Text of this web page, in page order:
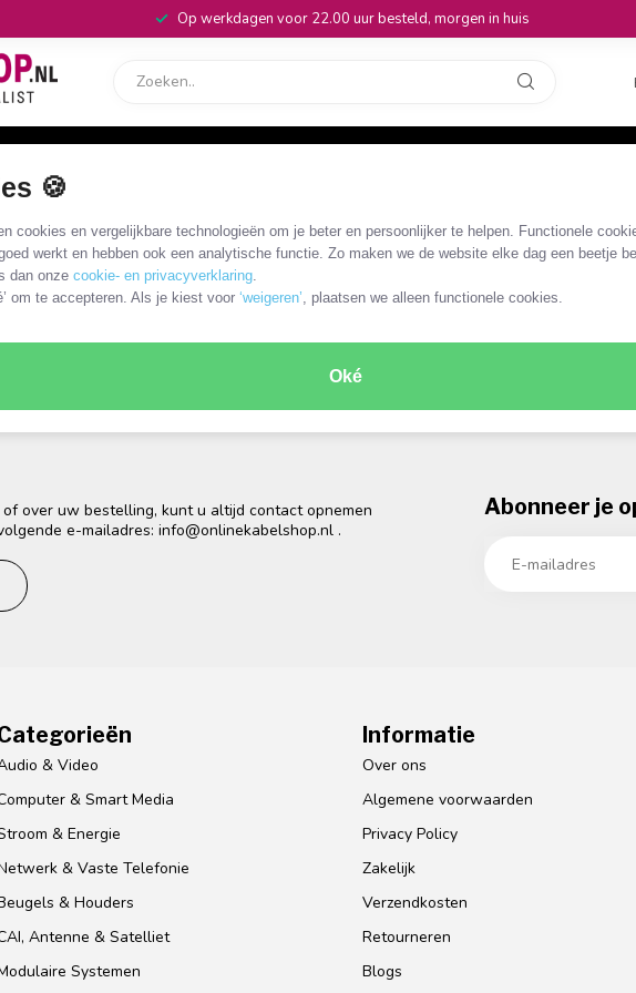
🍪
cookies en vergelijkbare technologieën om je beter en persoonlijker te helpen. Functionele
werkt en hebben ook een analytische functie. Zo maken we de website elke dag een beetje
dan onze cookie- en privacyverklaring.
om te accepteren. Als je kiest voor ‘weigeren’, plaatsen we alleen functionele cookies.
Oké
Op werkdagen voor 22.00 uur besteld, morgen in huis
over uw bestelling, kunt u altijd contact opnemen
e-mailadres: info@onlinekabelshop.nl .
Abonneer je
& Video
& Smart Media
& Energie
& Vaste Telefonie
& Houders
Antenne & Satelliet
Systemen
Informatie
Over ons
Algemene voorwaarden
Privacy Policy
Zakelijk
Verzendkosten
Retourneren
Blogs